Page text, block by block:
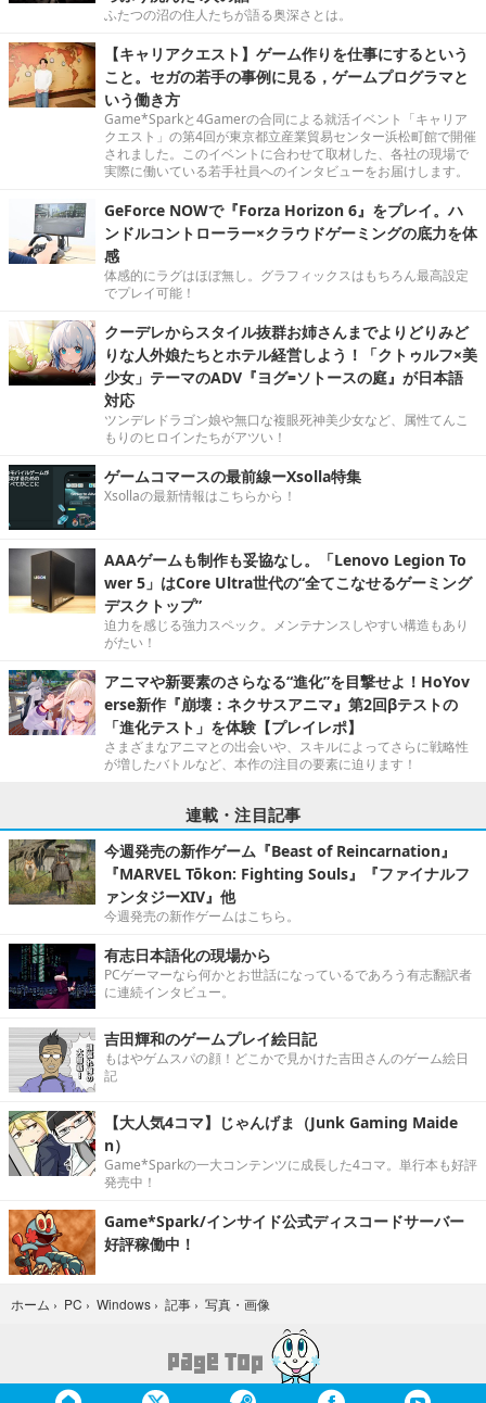
ふたつの沼の住人たちが語る奥深さとは。
【キャリアクエスト】ゲーム作りを仕事にするという
こと。セガの若手の事例に見る，ゲームプログラマと
いう働き方
Game*Sparkと4Gamerの合同による就活イベント「キャリア
クエスト」の第4回が東京都立産業貿易センター浜松町館で開催
されました。このイベントに合わせて取材した、各社の現場で
実際に働いている若手社員へのインタビューをお届けします。
GeForce NOWで『Forza Horizon 6』をプレイ。ハ
ンドルコントローラー×クラウドゲーミングの底力を体
感
体感的にラグはほぼ無し。グラフィックスはもちろん最高設定
でプレイ可能！
クーデレからスタイル抜群お姉さんまでよりどりみど
りな人外娘たちとホテル経営しよう！「クトゥルフ×美
少女」テーマのADV『ヨグ=ソトースの庭』が日本語
対応
ツンデレドラゴン娘や無口な複眼死神美少女など、属性てんこ
もりのヒロインたちがアツい！
ゲームコマースの最前線ーXsolla特集
Xsollaの最新情報はこちらから！
AAAゲームも制作も妥協なし。「Lenovo Legion To
wer 5」はCore Ultra世代の“全てこなせるゲーミング
デスクトップ”
迫力を感じる強力スペック。メンテナンスしやすい構造もあり
がたい！
アニマや新要素のさらなる“進化”を目撃せよ！HoYov
erse新作『崩壊：ネクサスアニマ』第2回βテストの
「進化テスト」を体験【プレイレポ】
さまざまなアニマとの出会いや、スキルによってさらに戦略性
が増したバトルなど、本作の注目の要素に迫ります！
連載・注目記事
今週発売の新作ゲーム『Beast of Reincarnation』
『MARVEL Tōkon: Fighting Souls』『ファイナルフ
ァンタジーXIV』他
今週発売の新作ゲームはこちら。
有志日本語化の現場から
PCゲーマーなら何かとお世話になっているであろう有志翻訳者
に連続インタビュー。
吉田輝和のゲームプレイ絵日記
もはやゲムスパの顔！どこかで見かけた吉田さんのゲーム絵日
記
【大人気4コマ】じゃんげま（Junk Gaming Maide
n）
Game*Sparkの一大コンテンツに成長した4コマ。単行本も好評
発売中！
Game*Spark/インサイド公式ディスコードサーバー
好評稼働中！
ホーム › PC › Windows › 記事 › 写真・画像